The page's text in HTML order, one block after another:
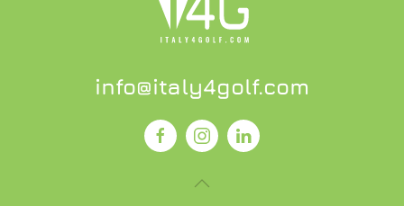
info@italy4golf.com